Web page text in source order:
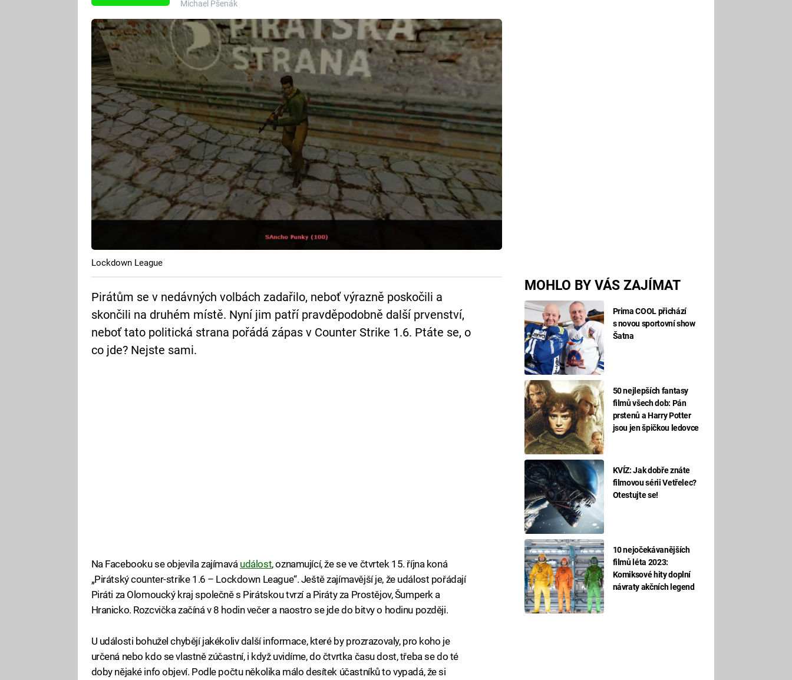
Michael Pšenák
MOHLO BY VÁS ZAJÍMAT
Prima COOL přichází
s novou sportovní show
Šatna
50 nejlepších fantasy
filmů všech dob: Pán
prstenů a Harry Potter
jsou jen špičkou ledovce
KVÍZ: Jak dobře znáte
filmovou sérii Vetřelec?
Otestujte se!
10 nejočekávanějších
filmů léta 2023:
Komiksové hity doplní
návraty akčních legend
Lockdown League
Pirátům se v nedávných volbách zadařilo, neboť výrazně poskočili a
skončili na druhém místě. Nyní jim patří pravděpodobně další prvenství,
neboť tato politická strana pořádá zápas v Counter Strike 1.6. Ptáte se, o
co jde? Nejste sami.
Na Facebooku se objevila zajímavá událost, oznamující, že se ve čtvrtek 15. října koná
„Pirátský counter-strike 1.6 – Lockdown League“. Ještě zajímavější je, že událost pořádají
Piráti za Olomoucký kraj společně s Pirátskou tvrzí a Piráty za Prostějov, Šumperk a
Hranicko. Rozcvička začíná v 8 hodin večer a naostro se jde do bitvy o hodinu později.
U události bohužel chybějí jakékoliv další informace, které by prozrazovaly, pro koho je
určená nebo kdo se vlastně zúčastní, i když uvidíme, do čtvrtka času dost, třeba se do té
doby nějaké info objeví. Podle počtu několika málo desítek účastníků to vypadá, že si